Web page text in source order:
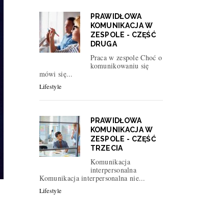
PRAWIDŁOWA
KOMUNIKACJA W
ZESPOLE - CZĘŚĆ
DRUGA
Praca w zespole Choć o
komunikowaniu się
mówi się...
Lifestyle
PRAWIDŁOWA
KOMUNIKACJA W
ZESPOLE - CZĘŚĆ
TRZECIA
Komunikacja
interpersonalna
Komunikacja interpersonalna nie...
Lifestyle